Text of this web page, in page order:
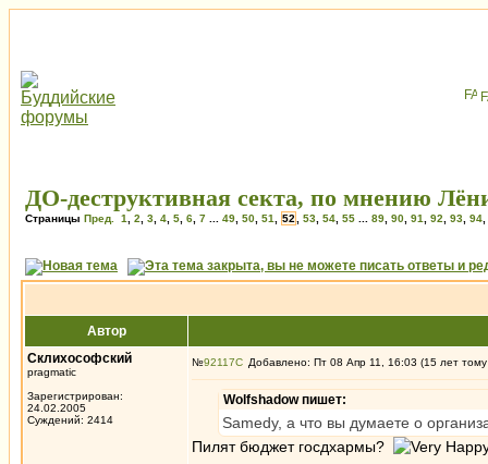
ДО-деструктивная секта, по мнению
Страницы Пред. 1 2 3 4 5 6 7 49 50 51 52 53 54 55 89 90 91 92 93 94
Автор
Склихософский
pragmatic
Зарегистрирован:
24.02.2005
Суждений: 2414
№92117 Добавлено: Пт 08 Апр 11, 16:03 (15 лет
Wolfshadow пишет:
Samedy, а что вы думаете о
Пилят бюджет госдхармы?